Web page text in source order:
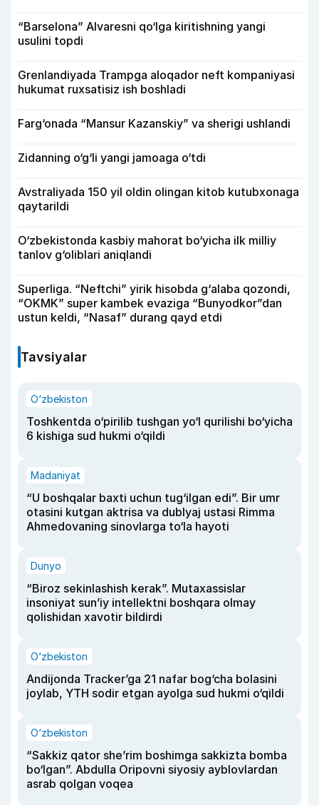
“Barselona” Alvaresni qo‘lga kiritishning yangi
usulini topdi
Grenlandiyada Trampga aloqador neft kompaniyasi
hukumat ruxsatisiz ish boshladi
Farg‘onada “Mansur Kazanskiy” va sherigi ushlandi
Zidanning o‘g‘li yangi jamoaga o‘tdi
Avstraliyada 150 yil oldin olingan kitob kutubxonaga
qaytarildi
O‘zbekistonda kasbiy mahorat bo‘yicha ilk milliy
tanlov g‘oliblari aniqlandi
Superliga. “Neftchi” yirik hisobda g‘alaba qozondi,
“OKMK” super kambek evaziga “Bunyodkor”dan
ustun keldi, “Nasaf” durang qayd etdi
Tavsiyalar
O‘zbekiston
Toshkentda o‘pirilib tushgan yo‘l qurilishi bo‘yicha
6 kishiga sud hukmi o‘qildi
Madaniyat
“U boshqalar baxti uchun tug‘ilgan edi”. Bir umr
otasini kutgan aktrisa va dublyaj ustasi Rimma
Ahmedovaning sinovlarga to‘la hayoti
Dunyo
“Biroz sekinlashish kerak”. Mutaxassislar
insoniyat sun’iy intellektni boshqara olmay
qolishidan xavotir bildirdi
O‘zbekiston
Andijonda Tracker’ga 21 nafar bog‘cha bolasini
joylab, YTH sodir etgan ayolga sud hukmi o‘qildi
O‘zbekiston
“Sakkiz qator she’rim boshimga sakkizta bomba
bo‘lgan”. Abdulla Oripovni siyosiy ayblovlardan
asrab qolgan voqea